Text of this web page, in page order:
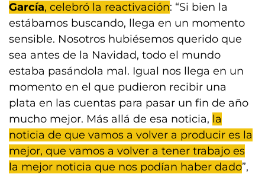
García, celebró la reactivación: “Si bien la
estábamos buscando, llega en un momento
sensible. Nosotros hubiésemos querido que
sea antes de la Navidad, todo el mundo
estaba pasándola mal. Igual nos llega en un
momento en el que pudieron recibir una
plata en las cuentas para pasar un fin de año
mucho mejor. Más allá de esa noticia, la
noticia de que vamos a volver a producir es la
mejor, que vamos a volver a tener trabajo es
la mejor noticia que nos podían haber dado”,